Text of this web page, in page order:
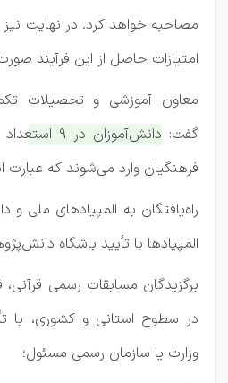
مصاحبه خواهد کرد. در نهایت
امتیازات حاصل از این فرآیند
معاون آموزشی و تحصیلات
گفت:
فرهنگیان وارد می‌شوند که عبارت
راه‌یافتگان به المپیادهای ملی
المپیادها با تأیید باشگاه
برگزیدگان مسابقات رسمی
در سطوح استانی و کشوری، با
وزارت یا سازمان رسمی مسئول؛